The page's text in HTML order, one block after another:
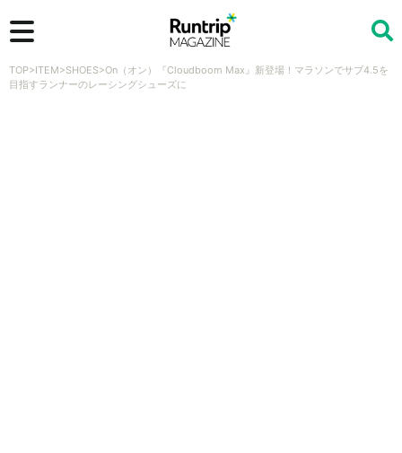
TOP>ITEM>SHOES>On（オン）『Cloudboom Max』新登場！マラソンでサブ4.5を
目指すランナーのレーシングシューズに